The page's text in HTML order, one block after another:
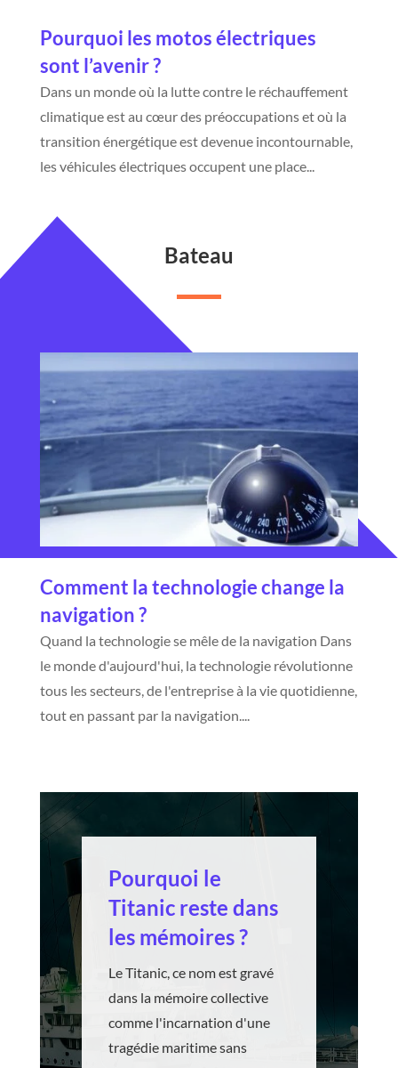
Pourquoi les motos électriques
sont l’avenir ?
Dans un monde où la lutte contre le réchauffement
climatique est au cœur des préoccupations et où la
transition énergétique est devenue incontournable,
les véhicules électriques occupent une place...
Bateau
Comment la technologie change la
navigation ?
Quand la technologie se mêle de la navigation Dans
le monde d'aujourd'hui, la technologie révolutionne
tous les secteurs, de l'entreprise à la vie quotidienne,
tout en passant par la navigation....
Pourquoi le
Titanic reste dans
les mémoires ?
Le Titanic, ce nom est gravé
dans la mémoire collective
comme l'incarnation d'une
tragédie maritime sans